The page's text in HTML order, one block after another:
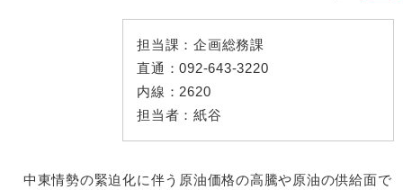
担当課： 企画総務課
直通：092-643-3220
内線： 2620
担当者： 紙谷
中東情勢の緊迫化に伴う原油価格の高騰や原油の供給面で